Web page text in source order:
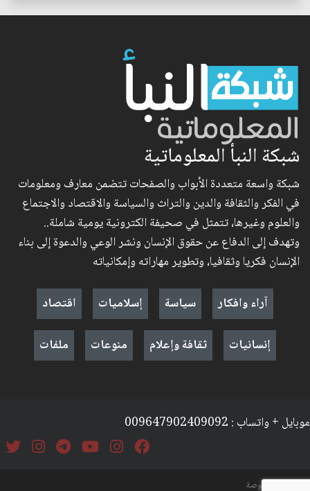
شبكة النبأ المعلوماتية
شبكة واسعة متعددة الأبواب والصفحات تتضمن معارف ومعلومات
في الفكر والثقافة والدين والتراث والسياسة والاقتصاد والاجتماع
والعلوم وغيرها، تتمثل في صحيفة الكترونية يومية شاملة..
وتهدف إلى الدفاع عن حقوق الإنسان ونشر الوعي والدعوة إلى بناء
الإنسان فكريا وثقافيا، وتطوير مهاراته وإمكانياته
آراء وافكار
سياسة إسلاميات
اقتصاد
إنسانيات
ثقافة وإعلام منوعات ملفات
موبايل + واتساب : 009647902409092
السياسة والخصوصة